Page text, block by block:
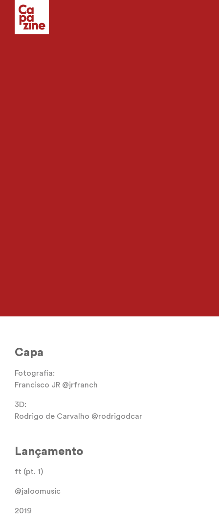
Capa
Fotografia:
Francisco JR @jrfranch
3D:
Rodrigo de Carvalho @rodrigodcar
Lançamento
ft (pt. 1)
@jaloomusic
2019